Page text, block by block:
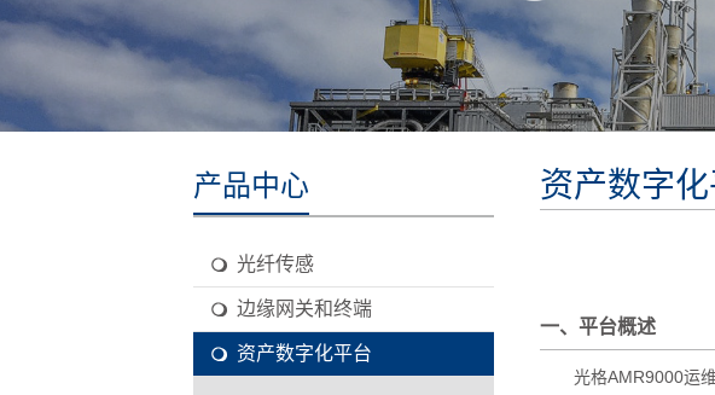
产品中心
光纤传感
边缘网关和终端
资产数字化平台
资产数字
一、平台概述
光格AMR9000运